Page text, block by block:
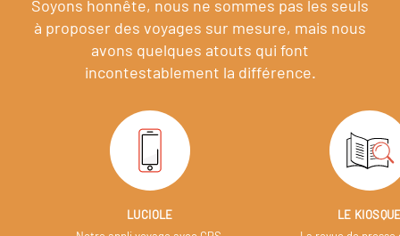
Soyons honnête, nous ne sommes pas les seuls
à proposer des voyages sur mesure, mais nous
avons quelques atouts qui font
incontestablement la différence.
LUCIOLE
LE